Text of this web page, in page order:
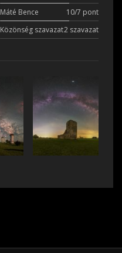
Máté Bence
10/7 pont
Közönség szavazat2 szavazat